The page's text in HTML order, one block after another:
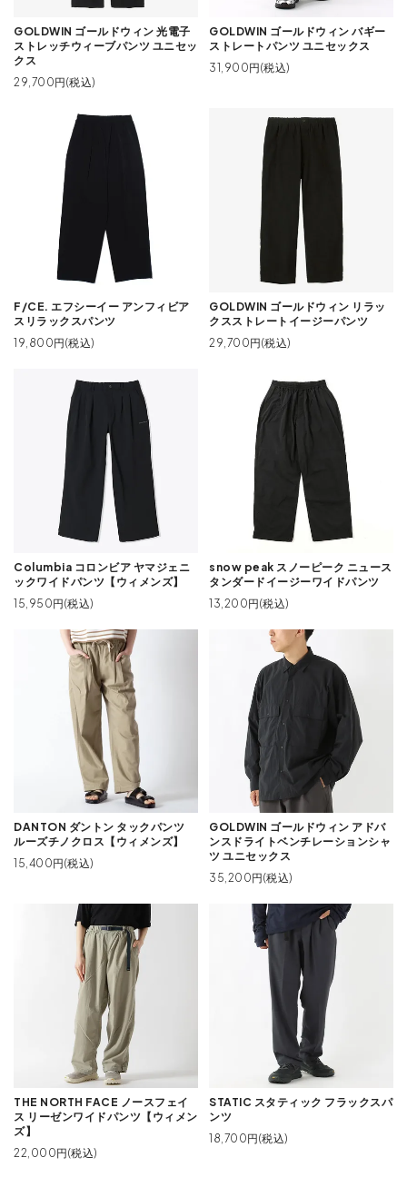
GOLDWIN ゴールドウィン 光電子
ストレッチウィーブパンツ ユニセッ
クス
29,700円(税込)
GOLDWIN ゴールドウィン バギー
ストレートパンツ ユニセックス
31,900円(税込)
F/CE. エフシーイー アンフィビア
スリラックスパンツ
19,800円(税込)
GOLDWIN ゴールドウィン リラッ
クスストレートイージーパンツ
29,700円(税込)
Columbia コロンビア ヤマジェニ
ックワイドパンツ【ウィメンズ】
15,950円(税込)
snow peak スノーピーク ニュース
タンダードイージーワイドパンツ
13,200円(税込)
DANTON ダントン タックパンツ
ルーズチノクロス【ウィメンズ】
15,400円(税込)
GOLDWIN ゴールドウィン アドバ
ンスドライトベンチレーションシャ
ツ ユニセックス
35,200円(税込)
THE NORTH FACE ノースフェイ
ス リーゼンワイドパンツ【ウィメン
ズ】
22,000円(税込)
STATIC スタティック フラックスパ
ンツ
18,700円(税込)